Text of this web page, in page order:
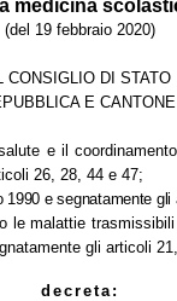
medicina
(del 19 febbraio 2020)
CONSIGLIO DI STATO
E
e il
26, 28, 44 e 47;
1990 e segnatamente gli
le malattie
gli articoli
decreta: